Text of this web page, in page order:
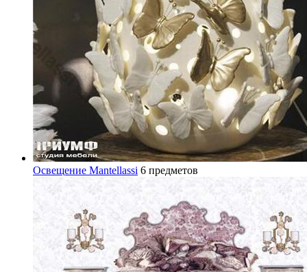
Освещение Mantellassi 6 предметов